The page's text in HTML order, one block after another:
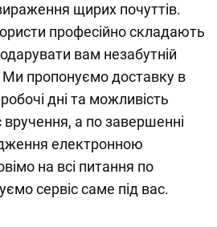
щирих почуттів.
професійно складають
вам незабутній
пропонуємо доставку в
дні та можливість
а по завершенні
електронною
на всі питання по
сервіс саме під вас.